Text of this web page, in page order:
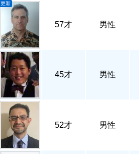
更新
57才 男性
45才 男性
52才 男性